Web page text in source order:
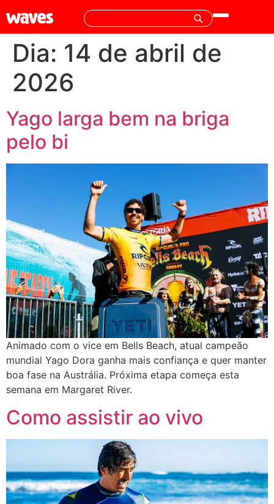
Dia: 14 de abril de
2026
Yago larga bem na briga
pelo bi
Animado com o vice em Bells Beach, atual campeão
mundial Yago Dora ganha mais confiança e quer manter
boa fase na Austrália. Próxima etapa começa esta
semana em Margaret River.
Como assistir ao vivo